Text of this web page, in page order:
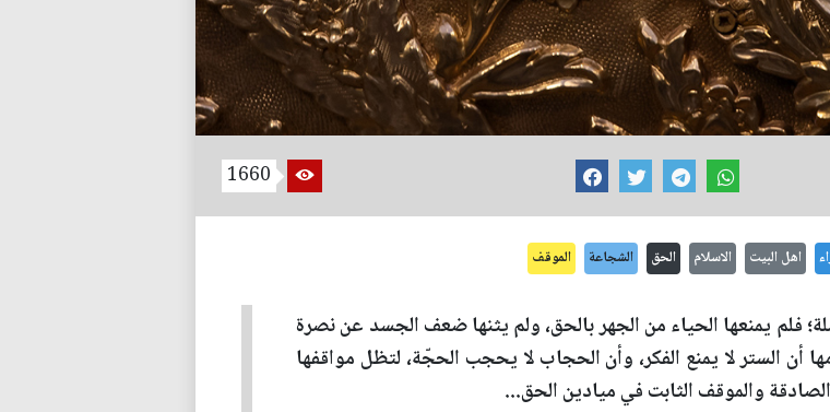
1660
اهل البيت الاسلام الحق الشجاعة الموقف
فلم يمنعها الحياء من الجهر بالحق، ولم يثنها ضعف الجسد عن نصرة
أن الستر لا يمنع الفكر، وأن الحجاب لا يحجب الحجّة، لتظل مواقفها
والموقف الثابت في ميادين الحق...